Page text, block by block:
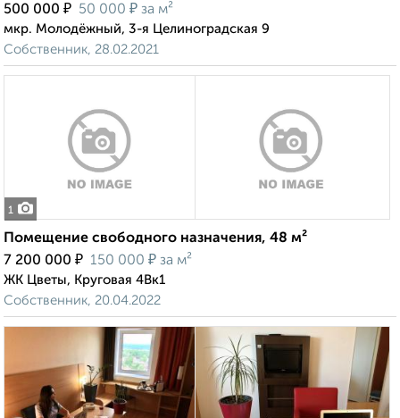
500 000 ₽ 50 000 ₽ за м²
мкр. Молодёжный, 3-я Целиноградская 9
Собственник, 28.02.2021
1
Помещение свободного назначения, 48 м²
7 200 000 ₽ 150 000 ₽ за м²
ЖК Цветы, Круговая 4Вк1
Собственник, 20.04.2022